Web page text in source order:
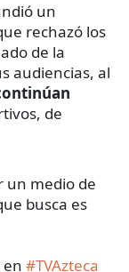
un
rechazó los
de la
audiencias, al
de
un medio de
busca es
en #TVAzteca